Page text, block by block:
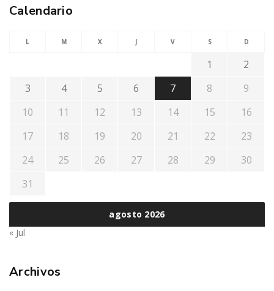
Calendario
agosto 2026
L M X J V S D
1
2
3
4 5 6 7 8
9
10
11 12 13 14 15
16
17
18 19 20 21 22
23
24
25 26 27 28 29
30
31
« Jul
Archivos